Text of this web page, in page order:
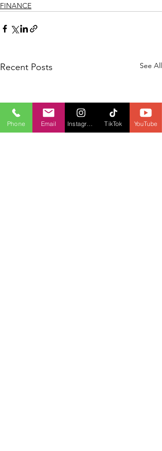
FINANCE
Recent Posts See All
Phone Email TikTok YouTube